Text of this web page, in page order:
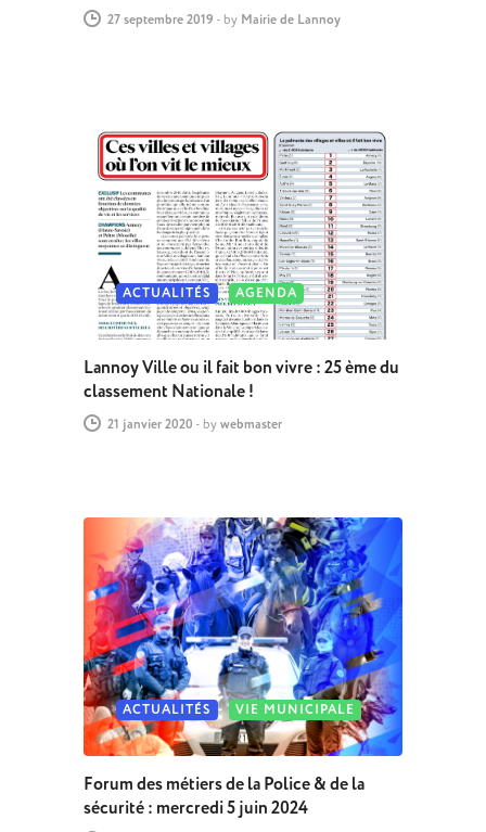
27 septembre 2019 - by Mairie de Lannoy
ACTUALITÉS AGENDA
Lannoy Ville ou il fait bon vivre : 25 ème du
classement Nationale !
21 janvier 2020 - by webmaster
ACTUALITÉS VIE MUNICIPALE
Forum des métiers de la Police & de la
sécurité : mercredi 5 juin 2024